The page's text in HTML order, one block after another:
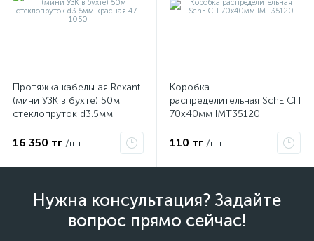
Протяжка кабельная Rexant
(мини УЗК в бухте) 50м
стеклопруток d3.5мм
16 350 тг /шт
Коробка
распределительная SchE СП
70х40мм IMT35120
110 тг /шт
Нужна консультация? Задайте
вопрос прямо сейчас!